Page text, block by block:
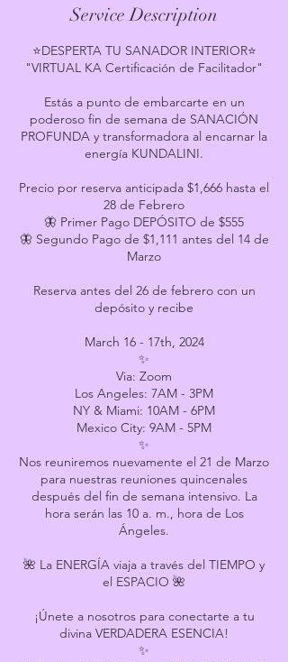
Service Description
⭐️DESPERTA TU SANADOR INTERIOR⭐️
"VIRTUAL KA Certificación de Facilitador"
Estás a punto de embarcarte en un
poderoso fin de semana de SANACIÓN
PROFUNDA y transformadora al encarnar la
energía KUNDALINI.
Precio por reserva anticipada $1,666 hasta el
28 de Febrero
🦋 Primer Pago DEPÓSITO de $555
🦋 Segundo Pago de $1,111 antes del 14 de
Marzo
Reserva antes del 26 de febrero con un
depósito y recibe
March 16 - 17th, 2024
✨
Via: Zoom
Los Angeles: 7AM - 3PM
NY & Miami: 10AM - 6PM
Mexico City: 9AM - 5PM
✨
Nos reuniremos nuevamente el 21 de Marzo
para nuestras reuniones quincenales
después del fin de semana intensivo. La
hora serán las 10 a. m., hora de Los
Ángeles.
🌺 La ENERGÍA viaja a través del TIEMPO y
el ESPACIO 🌺
¡Únete a nosotros para conectarte a tu
divina VERDADERA ESENCIA!
✨